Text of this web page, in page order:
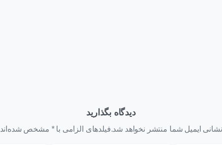
دیدگاه بگذارید
نشانی ایمیل شما منتشر نخواهد شد.فیلدهای الزامی با * مشخص شده‌اند